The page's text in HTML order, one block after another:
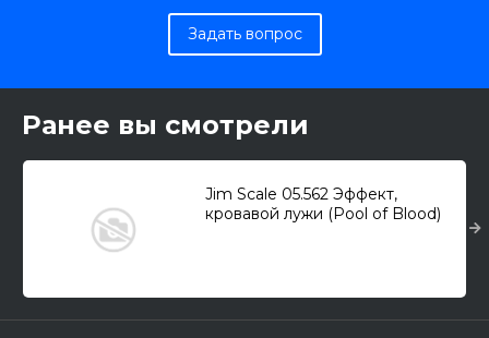
Задать вопрос
Ранее вы смотрели
Jim Scale 05.562 Эффект,
кровавой лужи (Pool of Blood)